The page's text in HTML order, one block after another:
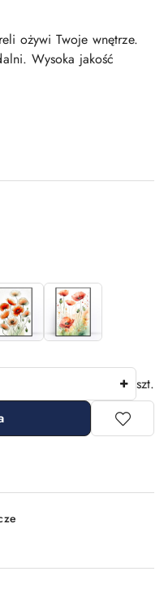
ożywi Twoje wnętrze.
Wysoka jakość
szt.